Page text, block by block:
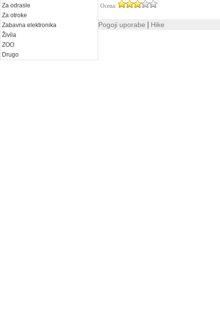
Za odrasle
Za otroke
Zabavna elektronika
Živila
ZOO
Drugo
Ocena:
Pogoji uporabe | Hike